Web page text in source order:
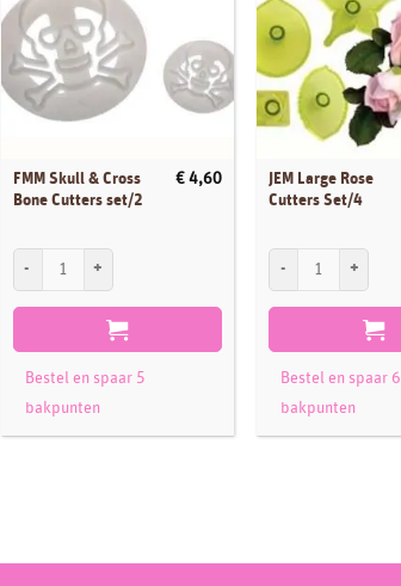
FMM Skull & Cross
Bone Cutters set/2
€4,60
Bestel en spaar 5
bakpunten
JEM Large Rose
Cutters Set/4
Bestel en spaar 6
bakpunten